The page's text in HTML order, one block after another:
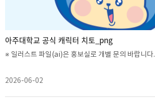
아주대학교 공식 캐릭터 치토_png
※ 일러스트 파일(ai)은 홍보실로 개별 문의 바랍니다.
2026-06-02